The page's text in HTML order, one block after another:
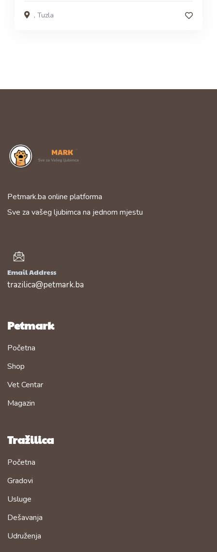
, Tuzla
Petmark.ba online platforma
Sve za vašeg ljubimca na jednom mjestu
Email Address
trazilica@petmark.ba
Petmark
Početna
Shop
Vet Centar
Magazin
Tražilica
Početna
Gradovi
Usluge
Dešavanja
Udruženja